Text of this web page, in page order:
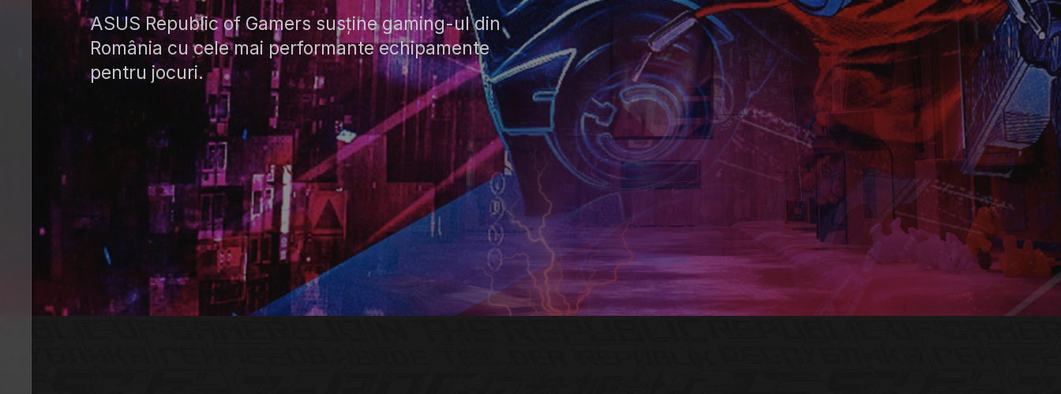
ASUS Republic of Gamers susține gaming-ul din
România cu cele mai performante echipamente
pentru jocuri.